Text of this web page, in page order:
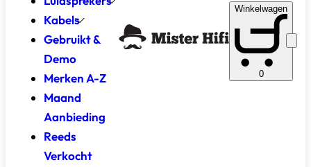
Winkelwagen
0
Kabels
Gebruikt &
Demo
Merken A-Z
Maand
Aanbieding
Reeds
Verkocht